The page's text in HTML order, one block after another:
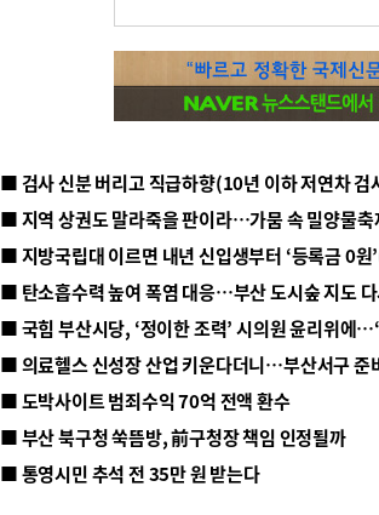
■ 지방국립대 이르면 내년 신입생부터 ‘등록금 0원
■ 탄소흡수력 높여 폭염 대응…부산 도시숲 지도
■ 의료헬스 신성장 산업 키운다더니…부산서구 준
■ 도박사이트 범죄수익 70억 전액 환수
■ 부산 북구청 쑥뜸방, 前구청장 책임 인정될까
■ 통영시민 추석 전 35만 원 받는다